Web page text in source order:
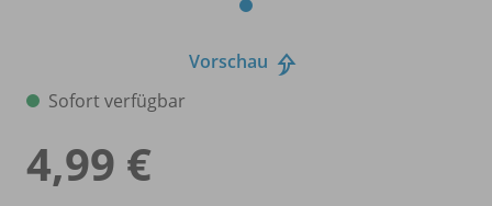
Vorschau
Sofort verfügbar
4,99 €